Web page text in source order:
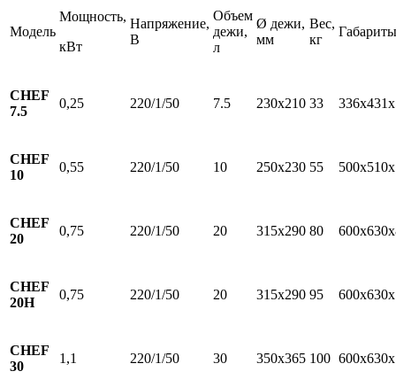
Модель
Мощность,
кВт
Напряжение,
В
Объем
дежи,
л
Ø дежи,
мм
Вес,
кг
CHEF
7.5
0,25 220/1/50 7.5 230х210 33
CHEF
10
0,55 220/1/50 10 250х230 55
CHEF
20
0,75 220/1/50 20 315х290 80
CHEF
20H
0,75 220/1/50 20 315х290 95
CHEF
30
1,1 220/1/50 30 350х365 100